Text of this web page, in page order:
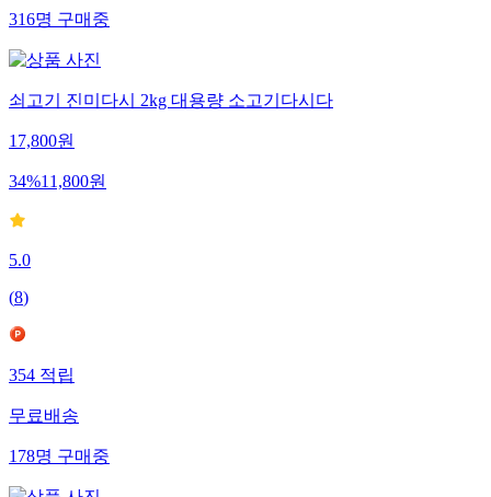
316명구매중
쇠고기 진미다시 2kg 대용량 소고기다시다
17,800원
34%11,800원
5.0
(8)
354적립
무료배송
178명구매중